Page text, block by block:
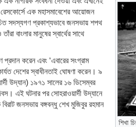
শিখা
এক মহাসমাবেশের আয়োজন
সদস্যগণ প্রকাশ্যভাবে জনসভায় শপথ
বাংলার মানুষের স্বার্থের সাথে
করেন এবং ‘এবারের সংগ্রাম
দেশের স্বাধীনতাই ঘোষণা করেন। ৯
উদ্যান) ১৯৭১ সালের ১৬ ডিসেম্বর
এই ঘটনার পর সোহরাওয়ার্দী উদ্যানে
জনসভায় বঙ্গবন্ধু শেখ মুজিবুর রহমান